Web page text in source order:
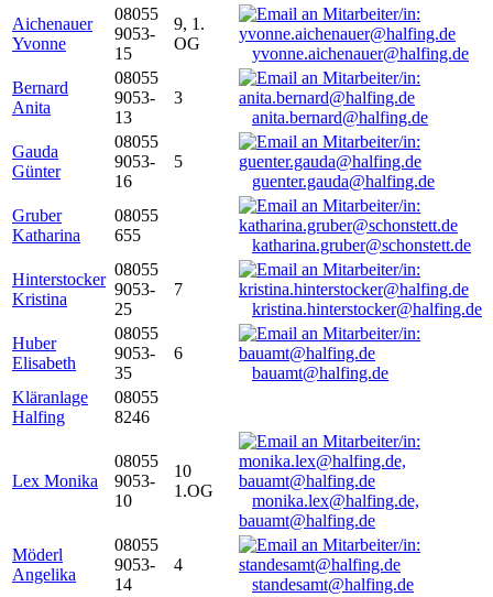
Aichenauer
Yvonne
08055
9053-
15
9, 1.
OG
yvonne.aichenauer@halfing.de
Bernard
Anita
08055
9053-
13
3
anita.bernard@halfing.de
Gauda
Günter
08055
9053-
16
5
guenter.gauda@halfing.de
Gruber
Katharina
08055
655
katharina.gruber@schonstett.de
Hinterstocker
Kristina
08055
9053-
25
7
kristina.hinterstocker@halfing.de
Huber
Elisabeth
08055
9053-
35
6
bauamt@halfing.de
Kläranlage
Halfing
08055
8246
Lex Monika
08055
9053-
10
10
1.OG
monika.lex@halfing.de,
bauamt@halfing.de
Möderl
Angelika
08055
9053-
14
4
standesamt@halfing.de